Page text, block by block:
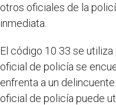
otros oficiales de la
inmediata.
El código 10 33 se
oficial de policía se
enfrenta a un
oficial de policía puede